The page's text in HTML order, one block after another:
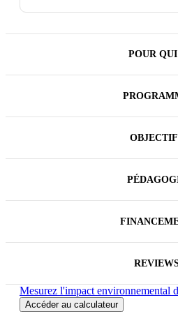
disposition pour vous
à convaincre vos clients.
POUR
Mesurez l'impact environnemental
Accéder au calculateur